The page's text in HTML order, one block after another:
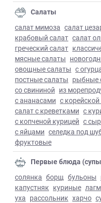
Салаты
салат мимоза салат
крабовый салат салат
греческий салат
мясные салаты
овощные салаты с
постные салаты рыбные
со свининой из
с ананасами с
салат с креветками с
с копченой курицей с
с яйцами селедка под
фруктовые
Первые блюда
солянка борщ бульоны
капустняк куриные
уха рассольник харчо